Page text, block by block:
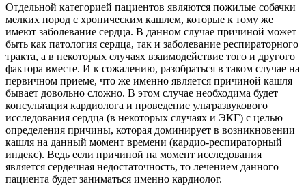
Отдельной категорией пациентов являются пожилые собачки
мелких пород с хроническим кашлем, которые к тому же
имеют заболевание сердца. В данном случае причиной может
быть как патология сердца, так и заболевание респираторного
тракта, а в некоторых случаях взаимодействие того и другого
фактора вместе. И к сожалению, разобраться в таком случае на
первичном приеме, что же именно является причиной кашля
бывает довольно сложно. В этом случае необходима будет
консультация кардиолога и проведение ультразвукового
исследования сердца (в некоторых случаях и ЭКГ) с целью
определения причины, которая доминирует в возникновении
кашля на данный момент времени (кардио-респираторный
индекс). Ведь если причиной на момент исследования
является сердечная недостаточность, то лечением данного
пациента будет заниматься именно кардиолог.